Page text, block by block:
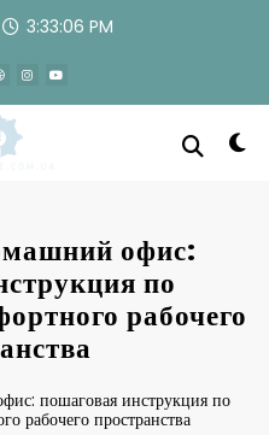
3:33:07 PM
офис:
по
рабочего
пошаговая инструкция по
рабочего пространства